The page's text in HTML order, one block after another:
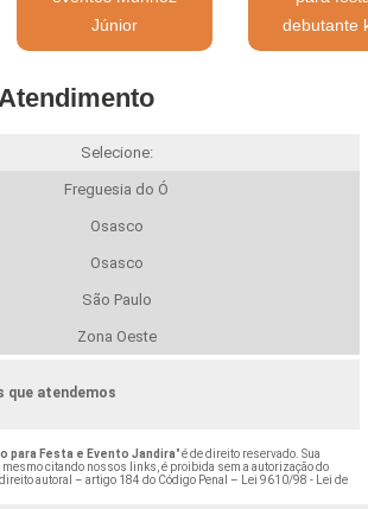
Júnior
debutante
Selecione:
Freguesia do Ó
Osasco
Osasco
São Paulo
Zona Oeste
que atendemos
para Festa e Evento Jandira" é de direito reservado. Sua
mesmo citando nossos links, é proibida sem a autorização do
autoral – artigo 184 do Código Penal –
Lei 9610/98 - Lei de